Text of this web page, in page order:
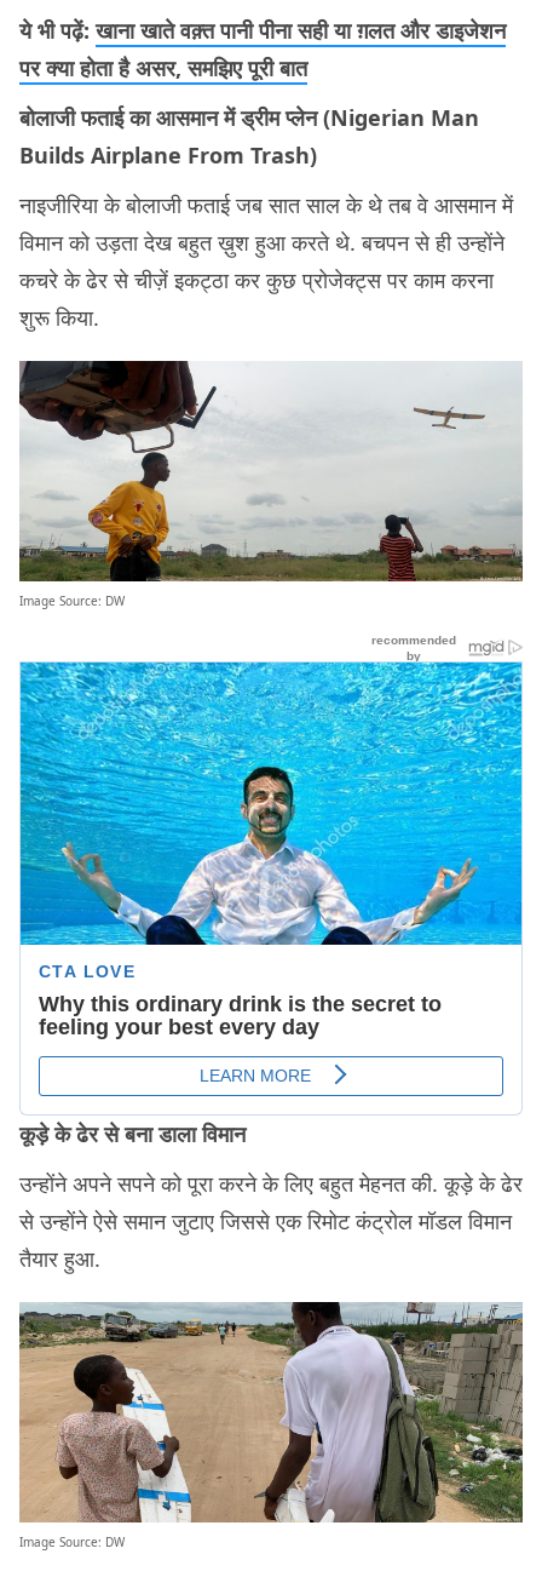
ये भी पढ़ें:खाना खाते वक़्त पानी पीना सही या ग़लत और डाइजेशन
पर क्या होता है असर, समझिए पूरी बात
बोलाजी फताई का आसमान में ड्रीम प्लेन (Nigerian Man
Builds Airplane From Trash)
नाइजीरिया के बोलाजी फताई जब सात साल के थे तब वे आसमान में
विमान को उड़ता देख बहुत ख़ुश हुआ करते थे. बचपन से ही उन्होंने
कचरे के ढेर से चीज़ें इकट्ठा कर कुछ प्रोजेक्ट्स पर काम करना
शुरू किया.
Image Source: DW
कूड़े के ढेर से बना डाला विमान
उन्होंने अपने सपने को पूरा करने के लिए बहुत मेहनत की. कूड़े के ढेर
से उन्होंने ऐसे समान जुटाए जिससे एक रिमोट कंट्रोल मॉडल विमान
तैयार हुआ.
Image Source: DW